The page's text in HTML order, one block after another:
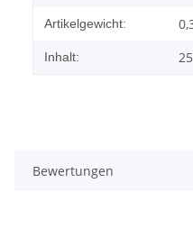
Artikelgewicht:
Inhalt:
Bewertungen